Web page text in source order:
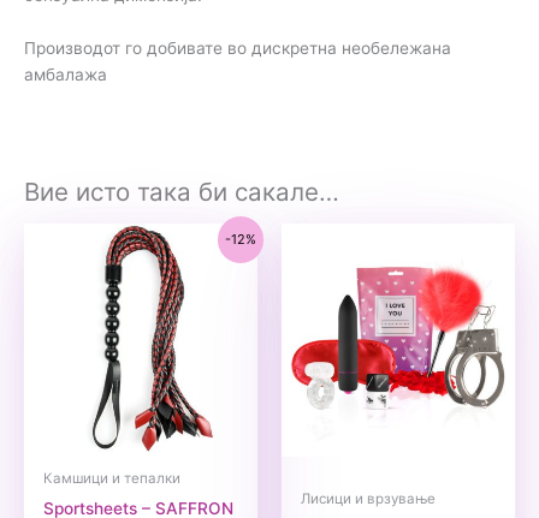
Производот го добивате во дискретна необележана
амбалажа
Вие исто така би сакале…
-12%
Камшици и тепалки
Sportsheets – SAFFRON Лисици и врзување